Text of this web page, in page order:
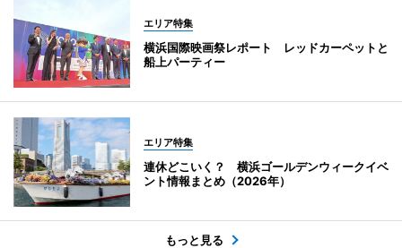
エリア特集
横浜国際映画祭レポート レッドカーペットと
船上パーティー
エリア特集
連休どこいく？ 横浜ゴールデンウィークイベ
ント情報まとめ（2026年）
もっと見る